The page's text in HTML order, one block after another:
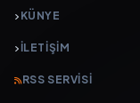
KÜNYE
İLETIŞIM
RSS SERVISI